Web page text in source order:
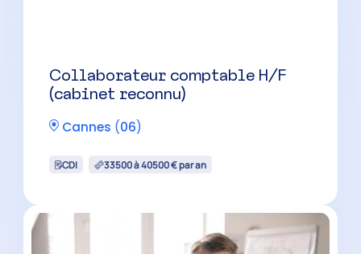
Collaborateur comptable H/F